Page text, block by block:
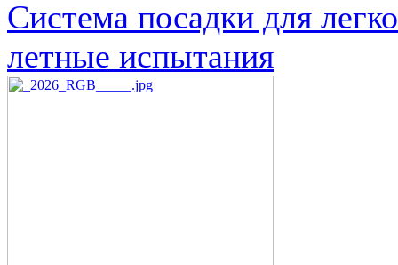
Система посадки для
летные испытания